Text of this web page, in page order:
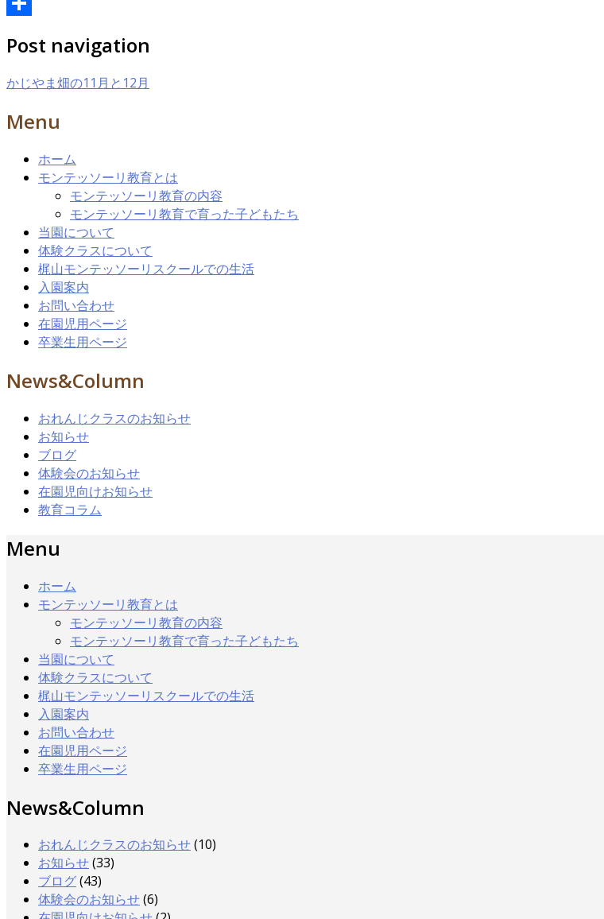
有
Post navigation
かじやま畑の11月と12月
Menu
ホーム
モンテッソーリ教育とは
モンテッソーリ教育の内容
モンテッソーリ教育で育った子どもたち
当園について
体験クラスについて
梶山モンテッソーリスクールでの生活
入園案内
お問い合わせ
在園児用ページ
卒業生用ページ
News&Column
おれんじクラスのお知らせ
お知らせ
ブログ
体験会のお知らせ
在園児向けお知らせ
教育コラム
Menu
ホーム
モンテッソーリ教育とは
モンテッソーリ教育の内容
モンテッソーリ教育で育った子どもたち
当園について
体験クラスについて
梶山モンテッソーリスクールでの生活
入園案内
お問い合わせ
在園児用ページ
卒業生用ページ
News&Column
おれんじクラスのお知らせ(10)
お知らせ(33)
ブログ(43)
体験会のお知らせ(6)